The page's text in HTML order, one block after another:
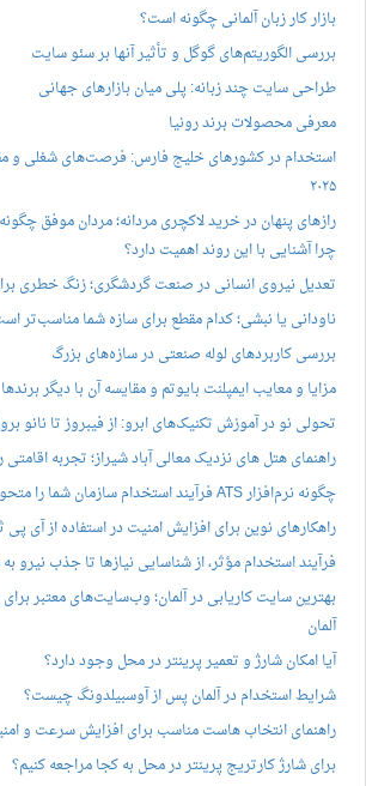
بازار کار زبان آلمانی چگونه است؟
بررسی الگوریتم‌های گوگل و تأثیر آنها بر سئو سایت
طراحی سایت چند زبانه: پلی میان بازارهای جهانی
معرفی محصولات برند رونیا
استخدام در کشورهای خلیج فارس: فرصت‌های شغلی و
۲۰۲۵
رازهای پنهان در خرید لاکچری مردانه؛ مردان موفق
چرا آشنایی با این روند اهمیت دارد؟
تعدیل نیروی انسانی در صنعت گردشگری؛ زنگ خطری
ناودانی یا نبشی؛ کدام مقطع برای سازه شما مناسب‌تر
بررسی کاربردهای لوله صنعتی در سازه‌های بزرگ
مزایا و معایب ایمپلنت بایوتم و مقایسه آن با دیگر برندها
تحولی نو در آموزش تکنیک‌های ابرو: از فیبروز تا نانو
راهنمای هتل های نزدیک معالی آباد شیراز؛ تجربه
چگونه نرم‌افزار ATS فرآیند استخدام سازمان شما را متحول می‌کند؟
راهکارهای نوین برای افزایش امنیت در استفاده از آی پی
فرآیند استخدام مؤثر، از شناسایی نیازها تا جذب نیرو
بهترین سایت کاریابی در آلمان؛ وب‌سایت‌های معتبر
آلمان
آیا امکان شارژ و تعمیر پرینتر در محل وجود دارد؟
شرایط استخدام در آلمان پس از آوسبیلدونگ چیست؟
راهنمای انتخاب هاست مناسب برای افزایش سرعت و
برای شارژ کارتریج پرینتر در محل به کجا مراجعه کنیم؟